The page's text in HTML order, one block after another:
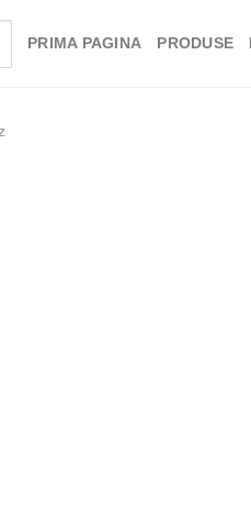
PRIMA PAGINA PRODUSE